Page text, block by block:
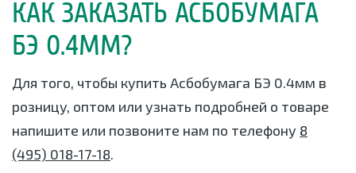
КАК ЗАКАЗАТЬ АСБОБУМАГА
БЭ 0.4ММ?
Для того, чтобы купить Асбобумага БЭ 0.4мм в
розницу, оптом или узнать подробней о товаре
напишите или позвоните нам по телефону 8
(495) 018-17-18.